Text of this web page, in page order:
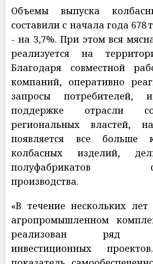
Объемы выпуска
составили с начала года 678
- на 3,7%. При этом вся
реализуется на
Благодаря совместной
компаний, оперативно
запросы потребителей,
поддержке отрасли
региональных властей,
появляется все больше
колбасных изделий,
полуфабрикатов
производства.
«В течение нескольких
агропромышленном
реализован ряд
инвестиционных